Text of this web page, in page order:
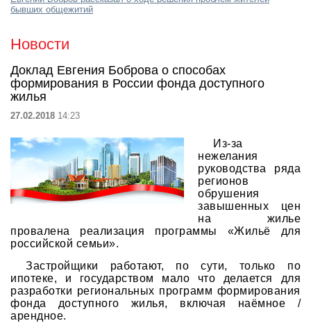
бывших общежитий
Новости
Доклад Евгения Боброва о способах
формирования в России фонда доступного
жилья
27.02.2018 14:23
Из-за
нежелания
руководства ряда
регионов
обрушения
завышенных цен
на жилье
провалена реализация программы «Жильё для
российской семьи».
Застройщики работают, по сути, только по
ипотеке, и государством мало что делается для
разработки региональных программ формирования
фонда доступного жилья, включая наёмное /
арендное.